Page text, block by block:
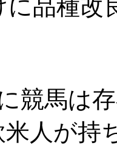
に品種改
競馬は
人が持